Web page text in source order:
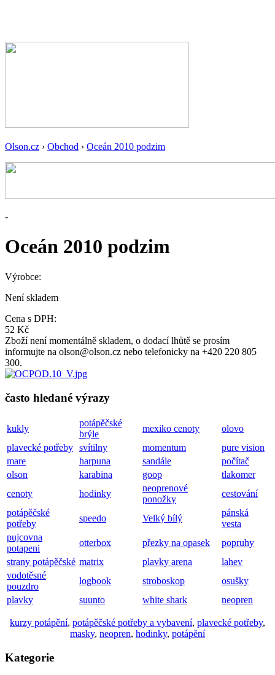
Olson.cz › Obchod › Oceán 2010 podzim
-
Oceán 2010 podzim
Výrobce:
Není skladem
Cena s DPH:
52 Kč
Zboží není momentálně skladem, o dodací lhůtě se prosím
informujte na olson@olson.cz nebo telefonicky na +420 220 805
300.
často hledané výrazy
kukly
potápěčské
brýle
mexiko cenoty
olovo
plavecké potřeby svítilny momentum
pure vision
mare
harpuna sandále
počítač
olson
karabina goop
tlakomer
cenoty
hodinky
neoprenové
ponožky
cestování
potápěčské
potřeby
speedo Velký bílý
pánská
vesta
pujcovna
potapeni
otterbox přezky na opasek
popruhy
strany potápěčské matrix plavky arena
lahev
vodotěsné
pouzdro
logbook stroboskop
osušky
plavky
suunto white shark neopren
kurzy potápění, potápěčské potřeby a vybavení, plavecké potřeby,
masky, neopren, hodinky, potápění
Kategorie